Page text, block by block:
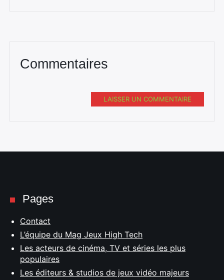
Commentaires
LAISSER UN COMMENTAIRE
Pages
Contact
L’équipe du Mag Jeux High Tech
Les acteurs de cinéma, TV et séries les plus
populaires
Les éditeurs & studios de jeux vidéo majeurs